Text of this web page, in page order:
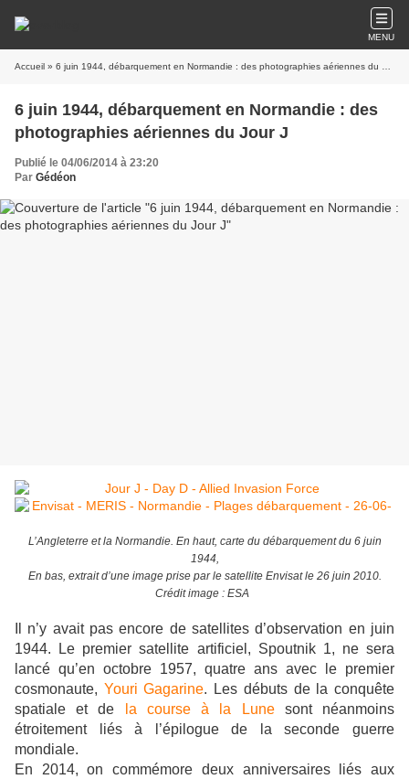
MENU
Accueil » 6 juin 1944, débarquement en Normandie : des photographies aériennes du Jour J
6 juin 1944, débarquement en Normandie : des
photographies aériennes du Jour J
Publié le 04/06/2014 à 23:20
Par Gédéon
L’Angleterre et la Normandie. En haut, carte du débarquement du 6 juin
1944,
En bas, extrait d’une image prise par le satellite Envisat le 26 juin 2010.
Crédit image : ESA
Il n’y avait pas encore de satellites d’observation en juin
1944. Le premier satellite artificiel, Spoutnik 1, ne sera
lancé qu’en octobre 1957, quatre ans avec le premier
cosmonaute, Youri Gagarine. Les débuts de la conquête
spatiale et de
la course à la Lunesont néanmoins
étroitement liés à l’épilogue de la seconde guerre
mondiale.
En 2014, on commémore deux anniversaires liés aux